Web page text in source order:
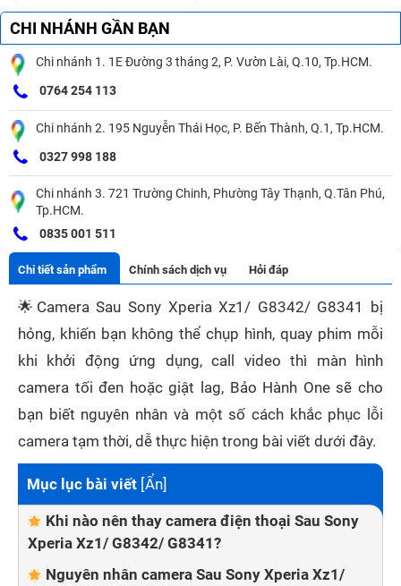
CHI NHÁNH GẦN BẠN
Chi nhánh 1. 1E Đường 3 tháng 2, P. Vườn Lài, Q.10, Tp.HCM.
0764 254 113
Chi nhánh 2. 195 Nguyễn Thái Học, P. Bến Thành, Q.1, Tp.HCM.
0327 998 188
Chi nhánh 3. 721 Trường Chinh, Phường Tây Thạnh, Q.Tân Phú,
Tp.HCM.
0835 001 511
Chi tiết sản phẩm Chính sách dịch vụ Hỏi đáp
🌟 Camera Sau Sony Xperia Xz1/ G8342/ G8341 bị
hỏng, khiến bạn không thể chụp hình, quay phim mỗi
khi khởi động ứng dụng, call video thì màn hình
camera tối đen hoặc giật lag, Bảo Hành One sẽ cho
bạn biết nguyên nhân và một số cách khắc phục lỗi
camera tạm thời, dễ thực hiện trong bài viết dưới đây.
Mục lục bài viết [Ẩn]
Khi nào nên thay camera điện thoại Sau Sony
Xperia Xz1/ G8342/ G8341?
Nguyên nhân camera Sau Sony Xperia Xz1/